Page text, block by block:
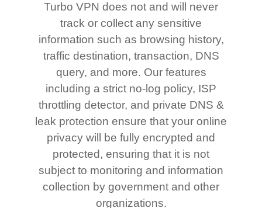
Turbo VPN does not and will never
track or collect any sensitive
information such as browsing history,
traffic destination, transaction, DNS
query, and more. Our features
including a strict no-log policy, ISP
throttling detector, and private DNS &
leak protection ensure that your online
privacy will be fully encrypted and
protected, ensuring that it is not
subject to monitoring and information
collection by government and other
organizations.